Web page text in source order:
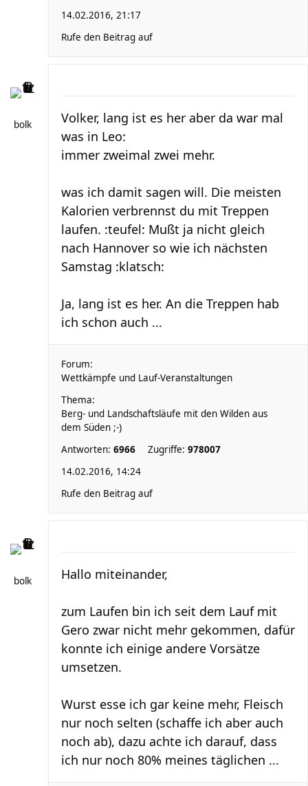
14.02.2016, 21:17
Rufe den Beitrag auf
bolk
Volker, lang ist es her aber da war mal
was in Leo:
immer zweimal zwei mehr.
was ich damit sagen will. Die meisten
Kalorien verbrennst du mit Treppen
laufen. :teufel: Mußt ja nicht gleich
nach Hannover so wie ich nächsten
Samstag :klatsch:
Ja, lang ist es her. An die Treppen hab
ich schon auch ...
Forum:
Wettkämpfe und Lauf-Veranstaltungen
Thema:
Berg- und Landschaftsläufe mit den Wilden aus
dem Süden ;-)
Antworten: 6966 Zugriffe: 978007
14.02.2016, 14:24
Rufe den Beitrag auf
bolk Hallo miteinander,
zum Laufen bin ich seit dem Lauf mit
Gero zwar nicht mehr gekommen, dafür
konnte ich einige andere Vorsätze
umsetzen.
Wurst esse ich gar keine mehr, Fleisch
nur noch selten (schaffe ich aber auch
noch ab), dazu achte ich darauf, dass
ich nur noch 80% meines täglichen ...